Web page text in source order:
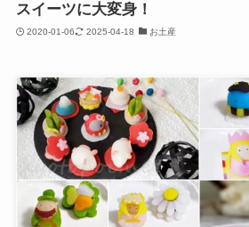
スイーツに大変身！
2020-01-06 2025-04-18 お土産